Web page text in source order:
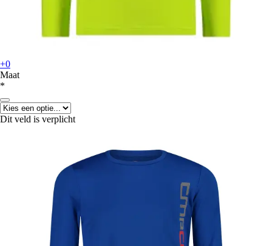
+0
Maat
*
Dit veld is verplicht